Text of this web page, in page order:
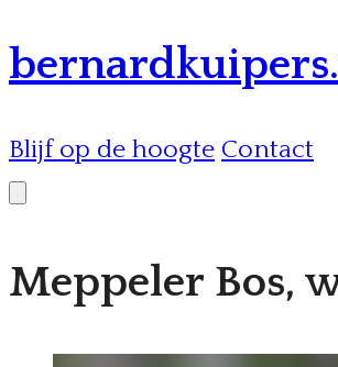
Blijf op de hoogte Contact
Meppeler Bos,